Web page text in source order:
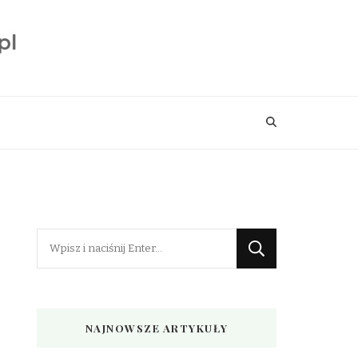
NAJNOWSZE ARTYKUŁY